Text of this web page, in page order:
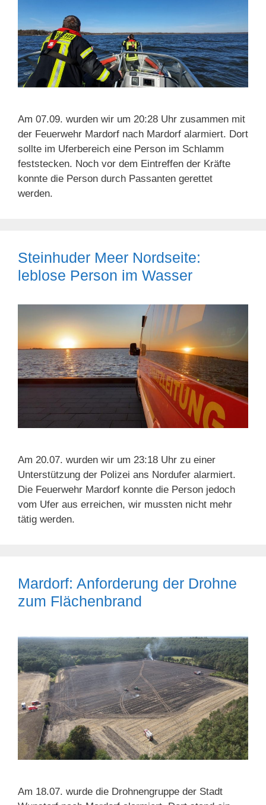
Am 07.09. wurden wir um 20:28 Uhr zusammen mit
der Feuerwehr Mardorf nach Mardorf alarmiert. Dort
sollte im Uferbereich eine Person im Schlamm
feststecken. Noch vor dem Eintreffen der Kräfte
konnte die Person durch Passanten gerettet
werden.
Steinhuder Meer Nordseite:
leblose Person im Wasser
Am 20.07. wurden wir um 23:18 Uhr zu einer
Unterstützung der Polizei ans Nordufer alarmiert.
Die Feuerwehr Mardorf konnte die Person jedoch
vom Ufer aus erreichen, wir mussten nicht mehr
tätig werden.
Mardorf: Anforderung der Drohne
zum Flächenbrand
Am 18.07. wurde die Drohnengruppe der Stadt